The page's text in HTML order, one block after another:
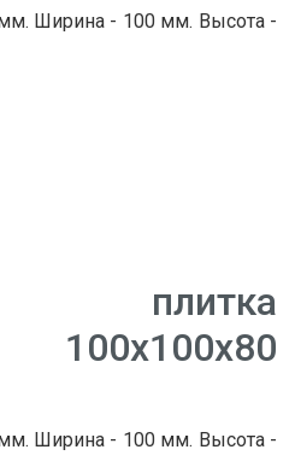
Ширина - 100 мм. Высота -
плитка
Ширина - 100 мм. Высота -